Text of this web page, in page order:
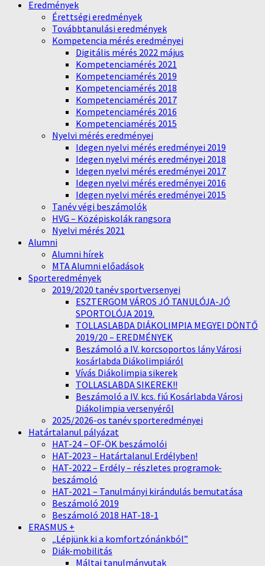
Eredmények
Érettségi eredmények
Továbbtanulási eredmények
Kompetencia mérés eredményei
Digitális mérés 2022 május
Kompetenciamérés 2021
Kompetenciamérés 2019
Kompetenciamérés 2018
Kompetenciamérés 2017
Kompetenciamérés 2016
Kompetenciamérés 2015
Nyelvi mérés eredményei
Idegen nyelvi mérés eredményei 2019
Idegen nyelvi mérés eredményei 2018
Idegen nyelvi mérés eredményei 2017
Idegen nyelvi mérés eredményei 2016
Idegen nyelvi mérés eredményei 2015
Tanév végi beszámolók
HVG – Középiskolák rangsora
Nyelvi mérés 2021
Alumni
Alumni hírek
MTA Alumni előadások
Sporteredmények
2019/2020 tanév sportversenyei
ESZTERGOM VÁROS JÓ TANULÓJA-JÓ
SPORTOLÓJA 2019.
TOLLASLABDA DIÁKOLIMPIA MEGYEI DÖNTŐ
2019/20 – EREDMÉNYEK
Beszámoló a IV. korcsoportos lány Városi
kosárlabda Diákolimpiáról
Vívás Diákolimpia sikerek
TOLLASLABDA SIKEREK!!
Beszámoló a IV. kcs. fiú Kosárlabda Városi
Diákolimpia versenyéről
2025/2026-os tanév sporteredményei
Határtalanul pályázat
HAT-24 – OF-ÖK beszámolói
HAT-2023 – Határtalanul Erdélyben!
HAT-2022 – Erdély – részletes programok-
beszámoló
HAT-2021 – Tanulmányi kirándulás bemutatása
Beszámoló 2019
Beszámoló 2018 HAT-18-1
ERASMUS +
„Lépjünk ki a komfortzónánkból”
Diák-mobilitás
Máltai tanulmányutak